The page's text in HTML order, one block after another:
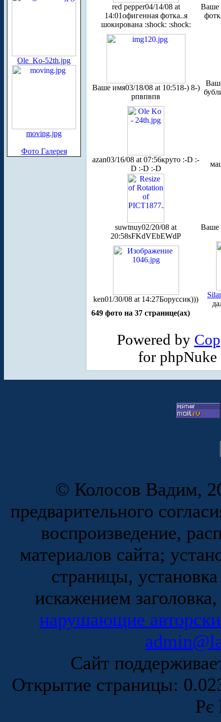
Ole_Ko-52th.jpg
moving.jpg
Фото Галерея
red pepper04/14/08 at
14:01офигенная фотка..я
шокирована :shock: :shock:
Ваше
Ваше имя03/18/08 at 10:518-) 8-)
рпвпвпв
azan03/16/08 at 07:56круто :-D :-
D :-D :-D
suwtnuy02/20/08 at
20:58sFKdVEbEWdP
Ваше
ken01/30/08 at 14:27Боруссик)))
649 фото на 37 странице(ах)
Powered by
for
© Колосов Вадим,
предварительного
воспроизведение,
материалов сайта;
страницы,
искажением
нарушающие
Сайт
Открытие страницы:
Рє